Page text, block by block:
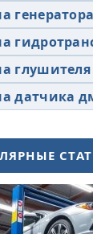
датчика